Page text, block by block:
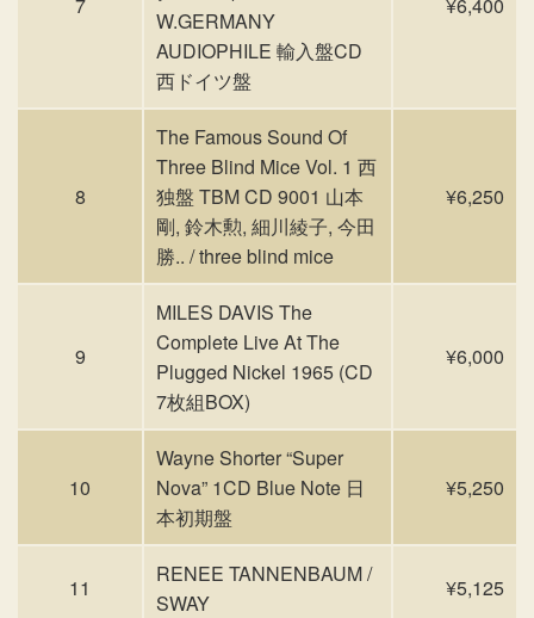
W.GERMANY
AUDIOPHILE 輸入盤CD
西ドイツ盤
8
The Famous Sound Of
Three Blind Mice Vol. 1 西
独盤 TBM CD 9001 山本
剛, 鈴木勲, 細川綾子, 今田
勝.. / three blind mice
¥6,250
9
MILES DAVIS The
Complete Live At The
Plugged Nickel 1965 (CD
7枚組BOX)
¥6,000
10
Wayne Shorter “Super
Nova” 1CD Blue Note 日
本初期盤
¥5,250
11
RENEE TANNENBAUM /
SWAY
¥5,125